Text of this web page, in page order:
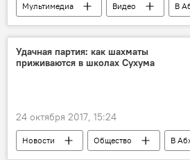
Мультимедиа Видео
В
Культура
37-й сезон РУСДРАМа
Удачная партия: как шахматы
приживаются в школах Сухума
24 октября 2017, 15:24
Новости Общество
В